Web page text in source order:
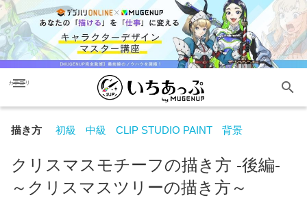
menu
カテゴリ search
描き方 初級 中級 CLIP STUDIO PAINT 背景
クリスマスモチーフの描き方 -後編-
～クリスマスツリーの描き方～